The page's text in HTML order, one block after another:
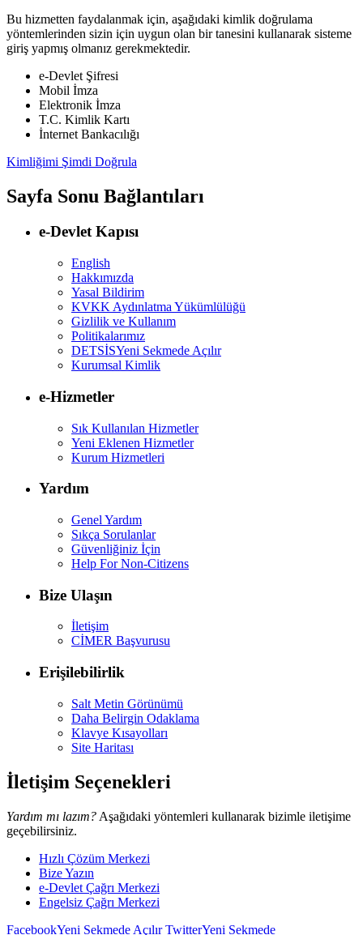
Bu hizmetten faydalanmak için, aşağıdaki kimlik doğrulama
yöntemlerinden sizin için uygun olan bir tanesini kullanarak sisteme
giriş yapmış olmanız gerekmektedir.
e-Devlet Şifresi
Mobil İmza
Elektronik İmza
T.C. Kimlik Kartı
İnternet Bankacılığı
Kimliğimi Şimdi Doğrula
Sayfa Sonu Bağlantıları
e-Devlet Kapısı
English
Hakkımızda
Yasal Bildirim
KVKK Aydınlatma Yükümlülüğü
Gizlilik ve Kullanım
Politikalarımız
DETSİSYeni Sekmede Açılır
Kurumsal Kimlik
e-Hizmetler
Sık Kullanılan Hizmetler
Yeni Eklenen Hizmetler
Kurum Hizmetleri
Yardım
Genel Yardım
Sıkça Sorulanlar
Güvenliğiniz İçin
Help For Non-Citizens
Bize Ulaşın
İletişim
CİMER Başvurusu
Erişilebilirlik
Salt Metin Görünümü
Daha Belirgin Odaklama
Klavye Kısayolları
Site Haritası
İletişim Seçenekleri
Yardım mı lazım? Aşağıdaki yöntemleri kullanarak bizimle iletişime
geçebilirsiniz.
Hızlı Çözüm Merkezi
Bize Yazın
e-Devlet Çağrı Merkezi
Engelsiz Çağrı Merkezi
FacebookYeni Sekmede AçılırTwitterYeni Sekmede